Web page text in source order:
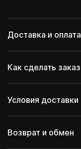
Доставка и оплата
Как сделать заказ
Условия доставки
Возврат и обмен